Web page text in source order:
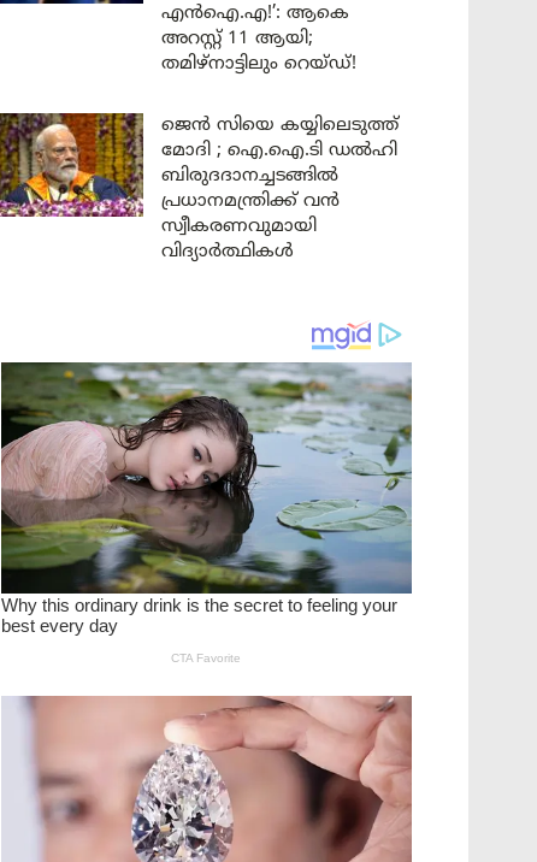
എൻഐ.എ!’: ആകെ
അറസ്റ്റ് 11 ആയി;
തമിഴ്‌നാട്ടിലും റെയ്ഡ്!
ജെൻ സിയെ കയ്യിലെടുത്ത്
മോദി ; ഐ.ഐ.ടി ഡൽഹി
ബിരുദദാനച്ചടങ്ങിൽ
പ്രധാനമന്ത്രിക്ക് വൻ
സ്വീകരണവുമായി
വിദ്യാർത്ഥികൾ